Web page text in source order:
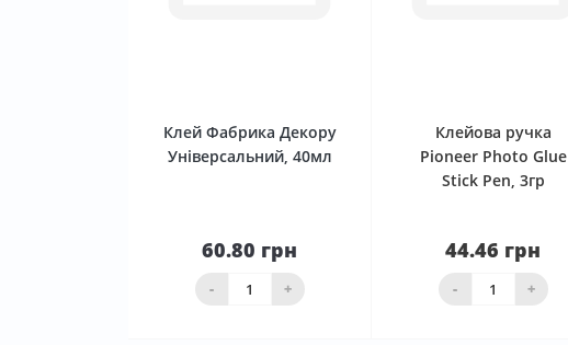
Клей Фабрика Декору
Універсальний, 40мл
60.80 грн
- +
До
кошика
Клейова ручка
Pioneer Photo Glue
Stick Pen, 3гр
44.46 грн
- +
Нема в наявності